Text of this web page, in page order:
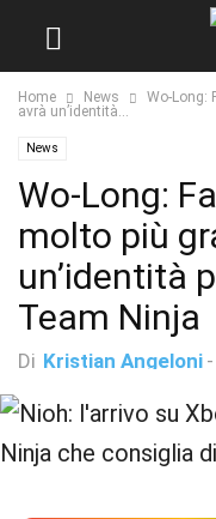
Home News
Wo-Long:
avrà un’identità...
News
Wo-Long:
molto più
un’identità
Team Ninja
Di Kristian Angeloni -